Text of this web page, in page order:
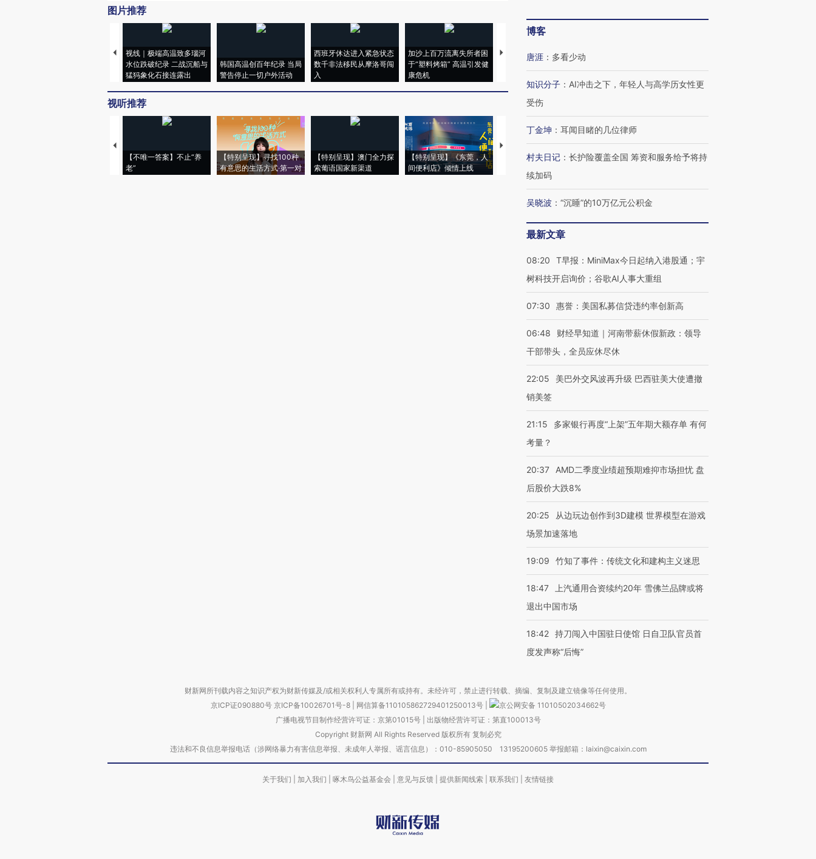
图片推荐
视线｜极端高温致多瑙河
水位跌破纪录 二战沉船与
猛犸象化石接连露出
韩国高温创百年纪录 当局
警告停止一切户外活动
西班牙休达进入紧急状态
数千非法移民从摩洛哥闯
入
加沙上百万流离失所者困
于“塑料烤箱” 高温引发健
康危机
马航飞行员跨国走私7万
粒摇头丸 尿检体内含3种
视听推荐
【不唯一答案】不止“养
老”
【特别呈现】寻找100种
有意思的生活方式·第一对
【特别呈现】澳门全力探
索葡语国家新渠道
【特别呈现】《东莞，人
间便利店》倾情上线
【推广】走进第四届链博
会，让数智科技“链”接产
【特别呈现】寻找100种
【商旅对话】华住集团
CFO：不靠规模取胜，华
博客
唐涯 ： 多看少动
知识分子 ： AI冲击之下，年轻人与高学历女性更
受伤
丁金坤 ： 耳闻目睹的几位律师
村夫日记 ： 长护险覆盖全国 筹资和服务给予将持
续加码
吴晓波 ： “沉睡”的10万亿元公积金
最新文章
08:20
T早报：MiniMax今日起纳入港股通；宇
树科技开启询价；谷歌AI人事大重组
07:30 惠誉：美国私募信贷违约率创新高
06:48
财经早知道｜河南带薪休假新政：领导
干部带头，全员应休尽休
22:05
美巴外交风波再升级 巴西驻美大使遭撤
销美签
21:15
多家银行再度“上架”五年期大额存单 有何
考量？
20:37
AMD二季度业绩超预期难抑市场担忧 盘
后股价大跌8%
20:25
从边玩边创作到3D建模 世界模型在游戏
场景加速落地
19:09 竹知了事件：传统文化和建构主义迷思
18:47
上汽通用合资续约20年 雪佛兰品牌或将
退出中国市场
18:42 持刀闯入中国驻日使馆 日自卫队官员首
度发声称“后悔”
财新网所刊载内容之知识产权为财新传媒及/或相关权利人专属所有或持有。未经许可，禁止进行转载、摘编、复制及建立镜像等任何使用。
京ICP证090880号 京ICP备10026701号-8 网信算备110105862729401250013号
京公网安备 11010502034662号
广播电视节目制作经营许可证：京第01015号| 出版物经营许可证：第直100013号
Copyright 财新网 All Rights Reserved 版权所有 复制必究
违法和不良信息举报电话（涉网络暴力有害信息举报、未成年人举报、谣言信息）：010-85905050 13195200605 举报邮箱：laixin@caixin.com
关于我们 加入我们 啄木鸟公益基金会 意见与反馈 提供新闻线索 联系我们 友情链接